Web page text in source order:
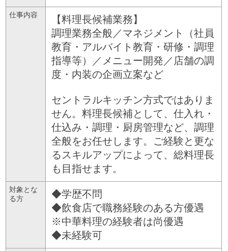
仕事内容
【料理長候補業務】
調理業務全般／マネジメント（社員
教育・アルバイト教育・研修・調理
指導等）／メニュー開発／店舗の調
度・内装の企画立案など
セントラルキッチン方式ではありま
せん。料理長候補として、仕入れ・
仕込み・調理・厨房管理など、調理
全般をお任せします。ご経験と更な
るスキルアップによって、総料理長
も目指せます。
対象とな
る方
◆学歴不問
◆飲食店で職務経験のある方優遇
※中華料理の経験者は尚優遇
◆未経験可